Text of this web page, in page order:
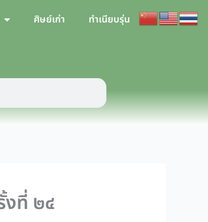
ศิษย์เก่า
ทำเนียบรุ่น
งที่ ๒๔